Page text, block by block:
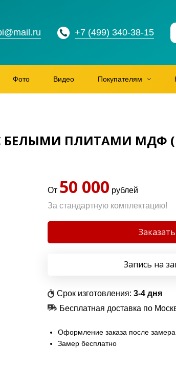
+7 (499) 340-38-15
Фото Видео Покупателям
БЕЛЫМИ ПЛИТАМИ МДФ
От 50 000 рублей
За стандартную комплектацию!
Заказать
Запись на
Срок изготовления: 3-4 дня
Бесплатная доставка по
Оформление заказа после замера
Замер бесплатно